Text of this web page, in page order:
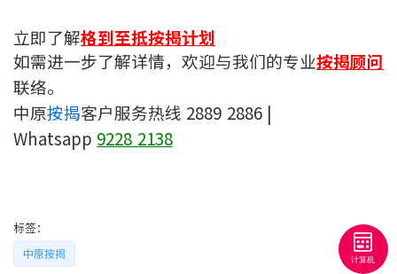
按揭全面睇
新闻/研究
公司动态
按揭快趣智识
立即了解格到至抵按揭计划
如需进一步了解详情，欢迎与我们的专业按揭顾问
联络。
中原按揭客户服务热线 2889 2886 |
Whatsapp 9228 2138
标签：
中原按揭